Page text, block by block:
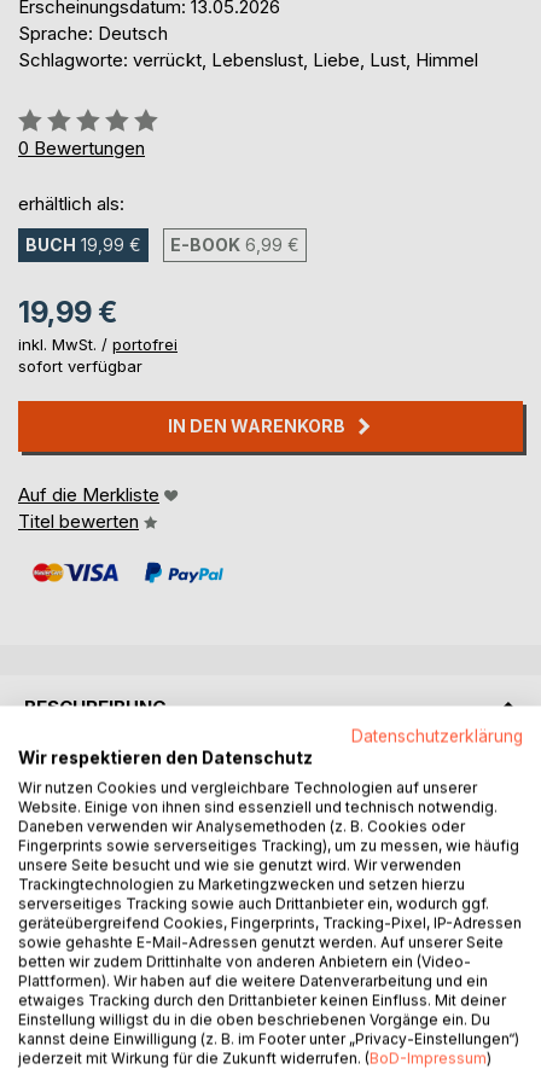
Erscheinungsdatum: 13.05.2026
Sprache: Deutsch
Schlagworte: verrückt, Lebenslust, Liebe, Lust, Himmel
Bewertung::
0%
0 Bewertungen
erhältlich als:
BUCH 19,99 € E-BOOK 6,99 €
19,99 €
inkl. MwSt. / portofrei
sofort verfügbar
IN DEN WARENKORB
Auf die Merkliste
Titel bewerten
BESCHREIBUNG
verrückt
Diese Gedichte wollen nicht geordnet sein.
Sie kommen, wie das Licht kommt ohne Ankündigung,
ohne Erlaubnis, manchmal zu früh, manchmal viel zu spät.
Frank schreibt aus dem Inneren eines Lebens, das sich
nicht erklären lässt, nur erleben: Liebe, die brennt und trägt.
Stille, die schwerer ist als Lärm. Morgen, die nach nichts
riechen und nach allem. Nächte, in denen der Mond Fragen
stellt, auf die der Tag keine Antwort hat.
Zwischen Dämmerleib und Mondkuss, zwischen Herzwort
und Golgatha, zwischen dem ersten Licht und dem letzten
Atemzug ,diese 193 Gedichte sind ein Zeugnis. Kein
Datenschutzerklärung
Wir respektieren den Datenschutz
Wir nutzen Cookies und vergleichbare Technologien auf unserer
Website. Einige von ihnen sind essenziell und technisch notwendig.
Daneben verwenden wir Analysemethoden (z. B. Cookies oder
Fingerprints sowie serverseitiges Tracking), um zu messen, wie häufig
unsere Seite besucht und wie sie genutzt wird. Wir verwenden
Trackingtechnologien zu Marketingzwecken und setzen hierzu
serverseitiges Tracking sowie auch Drittanbieter ein, wodurch ggf.
geräteübergreifend Cookies, Fingerprints, Tracking-Pixel, IP-Adressen
sowie gehashte E-Mail-Adressen genutzt werden. Auf unserer Seite
betten wir zudem Drittinhalte von anderen Anbietern ein (Video-
Plattformen). Wir haben auf die weitere Datenverarbeitung und ein
etwaiges Tracking durch den Drittanbieter keinen Einfluss. Mit deiner
Einstellung willigst du in die oben beschriebenen Vorgänge ein. Du
kannst deine Einwilligung (z. B. im Footer unter „Privacy-Einstellungen“)
jederzeit mit Wirkung für die Zukunft widerrufen. (BoD-Impressum)